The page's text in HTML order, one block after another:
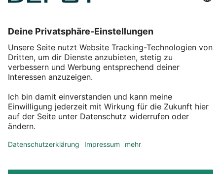
Service
Über DEPOT
Kontakt